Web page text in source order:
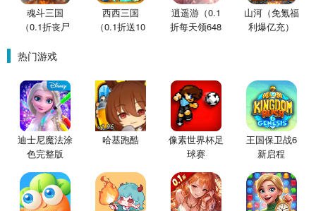
魂斗三国
（0.1折丧尸
西西三国
（0.1折送10
逍遥游（0.1
折每天领648
山河（免氪福
利爆亿充）
热门游戏
迪士尼魔法涂
色完整版
哈基跑酷
像素世界杯足
球赛
王国保卫战6
新启程